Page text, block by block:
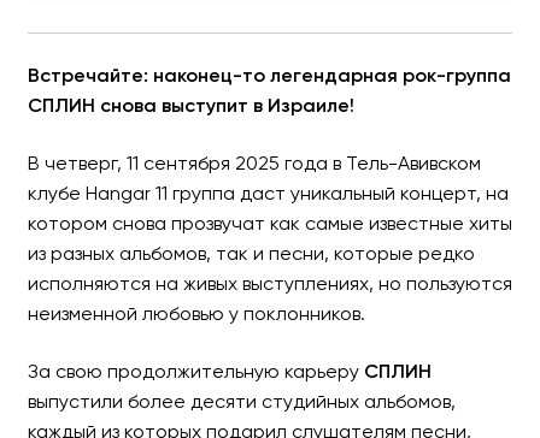
СПЛИН в Израиле!
Легендарная рок-группа
Встречайте: наконец-то легендарная рок-группа
СПЛИН снова выступит в Израиле!
В четверг, 11 сентября 2025 года в Тель-Авивском
клубе Hangar 11 группа даст уникальный концерт, на
котором снова прозвучат как самые известные хиты
из разных альбомов, так и песни, которые редко
исполняются на живых выступлениях, но пользуются
неизменной любовью у поклонников.
За свою продолжительную карьеру СПЛИН
выпустили более десяти студийных альбомов,
каждый из которых подарил слушателям песни,